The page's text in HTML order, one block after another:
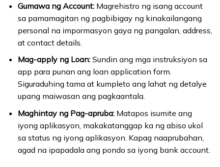
Gumawa ng Account:Magrehistro ng isang account
sa pamamagitan ng pagbibigay ng kinakailangang
personal na impormasyon gaya ng pangalan, address,
at contact details.
Mag-apply ng Loan:Sundin ang mga instruksiyon sa
app para punan ang loan application form.
Siguraduhing tama at kumpleto ang lahat ng detalye
upang maiwasan ang pagkaantala.
Maghintay ng Pag-apruba:Matapos isumite ang
iyong aplikasyon, makakatanggap ka ng abiso ukol
sa status ng iyong aplikasyon. Kapag naaprubahan,
agad na ipapadala ang pondo sa iyong bank account.